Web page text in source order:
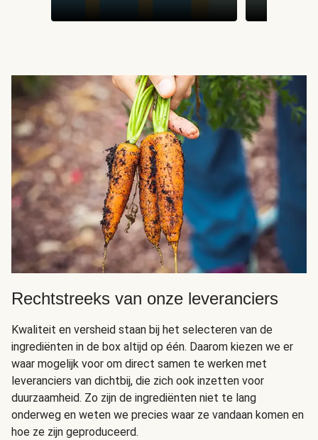
Rechtstreeks van onze leveranciers
Kwaliteit en versheid staan bij het selecteren van de
ingrediënten in de box altijd op één. Daarom kiezen we er
waar mogelijk voor om direct samen te werken met
leveranciers van dichtbij, die zich ook inzetten voor
duurzaamheid. Zo zijn de ingrediënten niet te lang
onderweg en weten we precies waar ze vandaan komen en
hoe ze zijn geproduceerd.